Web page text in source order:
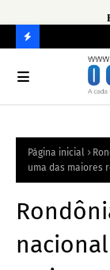
O
RPágina inicial
uma das maiores